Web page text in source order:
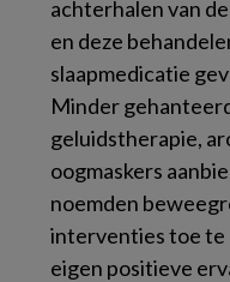
achterhalen van
en deze
slaapmedicatie
Minder
geluidstherapie,
oogmaskers
noemden
interventies toe te
eigen positieve